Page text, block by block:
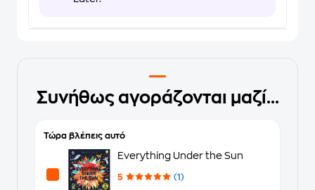
Συνήθως αγοράζονται μαζί...
Τώρα βλέπεις αυτό
Everything Under the Sun
5 (1)